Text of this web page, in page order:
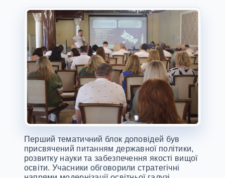
Перший тематичний блок доповідей був
присвячений питанням державної політики,
розвитку науки та забезпечення якості вищої
освіти. Учасники обговорили стратегічні